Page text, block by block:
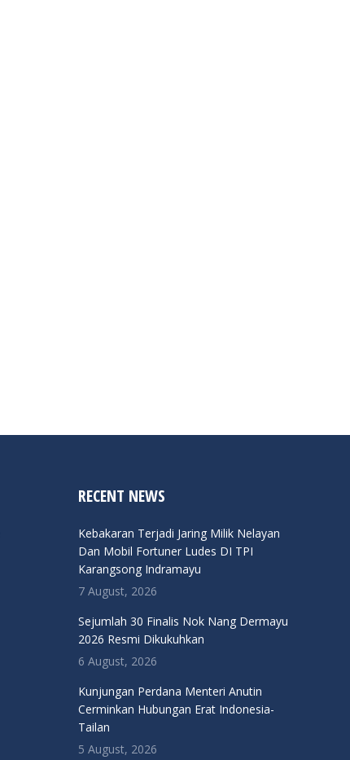
RECENT NEWS
Kebakaran Terjadi Jaring Milik Nelayan
Dan Mobil Fortuner Ludes DI TPI
Karangsong Indramayu
7 August, 2026
Sejumlah 30 Finalis Nok Nang Dermayu
2026 Resmi Dikukuhkan
6 August, 2026
Kunjungan Perdana Menteri Anutin
Cerminkan Hubungan Erat Indonesia-
Tailan
5 August, 2026